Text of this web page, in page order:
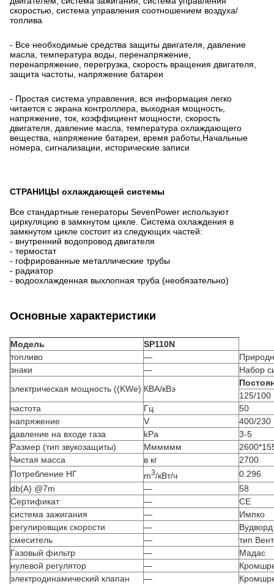
скоростью, система управления соотношением воздуха/
топлива
- Все необходимые средства защиты двигателя, давление
масла, температура воды, перенапряжение,
перенапряжение, перегрузка, скорость вращения двигателя,
защита частоты, напряжение батареи
- Простая система управления, вся информация легко
читается с экрана контроллера, выходная мощность,
напряжение, ток, коэффициент мощности, скорость
двигателя, давление масла, температура охлаждающего
вещества, напряжение батареи, время работы,Начальные
номера, сигнализации, исторические записи
СТРАНИЦЫ охлаждающей системы
Все стандартные генераторы SevenPower используют
циркуляцию в замкнутом цикле. Система охлаждения в
замкнутом цикле состоит из следующих частей:
- внутренний водопровод двигателя
- термостат
- гофрированные металлические трубы
- радиатор
- водоохлажденная выхлопная труба (необязательно)
Основные характеристики
Модель
SP110N
топливо
—
знаки
—
Набор
электрическая мощность ((KWe) КВА/кВэ
125/100
частота
Гц
50
напряжение
V
400/230
давление на входе газа
kPa
3-5
Размер (тип звукозащиты)
Мммммм
Чистая масса
в кг
2700
Потребление НГ
m3/кВт/ч
0.296
db(A) @7m
—
58
Сертификат
—
CE
система зажигания
—
Импко
регулировщик скорости
—
Вудворд
смеситель
—
тип
Газовый фильтр
—
Мадас
нулевой регулятор
—
электродинамический клапан
—